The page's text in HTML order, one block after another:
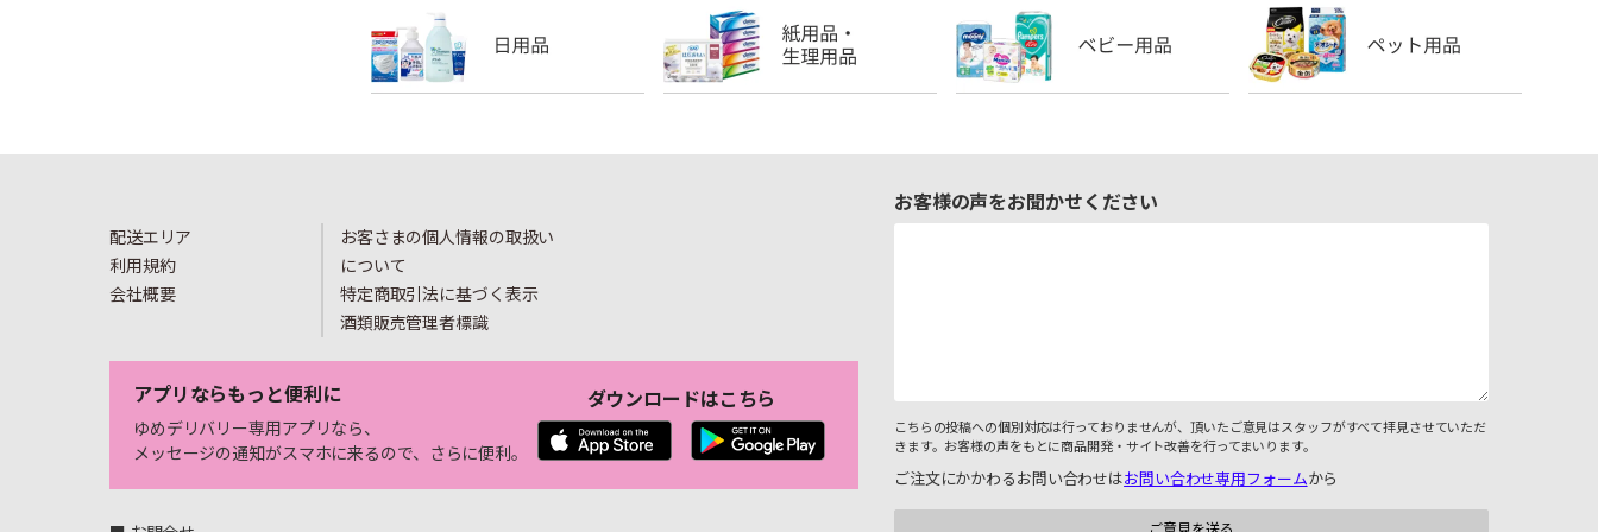
配送エリア
利用規約
会社概要
お客さまの個人情報の取扱い
について
特定商取引法に基づく表示
酒類販売管理者標識
アプリならもっと便利に
ゆめデリバリー専用アプリなら、
メッセージの通知がスマホに来るので、さらに便利。
ダウンロードはこちら
お客様の声をお聞かせください
こちらの投稿への個別対応は行っておりませんが、頂いたご意見はスタッフがすべて拝見させていただ
きます。お客様の声をもとに商品開発・サイト改善を行ってまいります。
ご注文にかかわるお問い合わせはお問い合わせ専用フォームから